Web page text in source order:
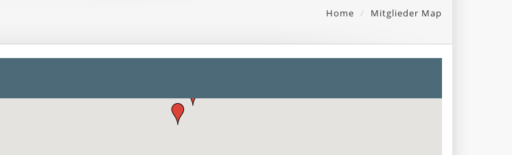
Home Mitglieder Map